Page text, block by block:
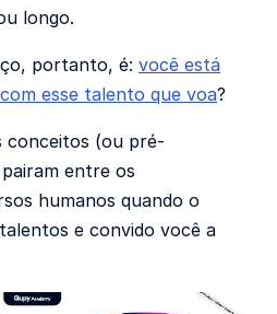
longo.
portanto, é: você está
esse talento que voa?
conceitos (ou pré-
entre os
humanos quando o
e convido você a